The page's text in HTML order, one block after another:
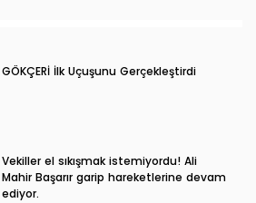
GÖKÇERİ İlk Uçuşunu Gerçekleştirdi
Vekiller el sıkışmak istemiyordu! Ali
Mahir Başarır garip hareketlerine devam
ediyor.